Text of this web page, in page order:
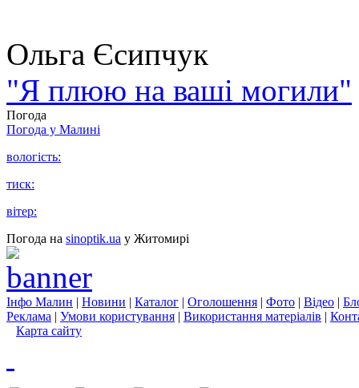
Ольга Єсипчук
"Я плюю на ваші могили"
Погода
Погода у Малині
вологість:
тиск:
вітер:
Погода на sinoptik.ua у Житомирі
Інфо Малин | Новини | Каталог | Оголошення | Фото | Відео |
Реклама | Умови користування | Використання матеріалів |
Карта сайту